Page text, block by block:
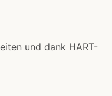
und dank HART-